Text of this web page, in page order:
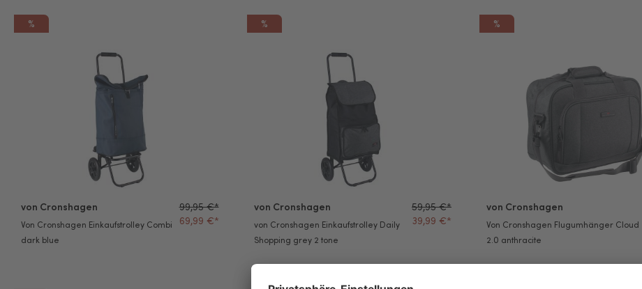
%
von Cronshagen
Von Cronshagen Einkaufstrolley Combi
dark blue
99,95 €*
69,99 €*
%
von Cronshagen
von Cronshagen Einkaufstrolley Daily
Shopping grey 2 tone
59,95 €*
39,99 €*
%
von Cronshagen
Von Cronshagen Flugumhänger Cloud
2.0 anthracite